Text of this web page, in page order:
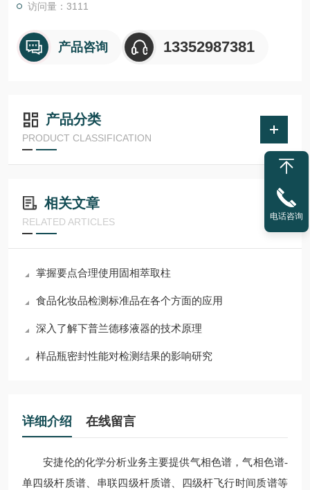
访问量：3111
产品咨询 13352987381
产品分类
PRODUCT CLASSIFICATION
相关文章
RELATED ARTICLES
掌握要点合理使用固相萃取柱
食品化妆品检测标准品在各个方面的应用
深入了解下普兰德移液器的技术原理
样品瓶密封性能对检测结果的影响研究
详细介绍 在线留言
安捷伦的化学分析业务主要提供气相色谱，气相色谱-
单四级杆质谱、串联四级杆质谱、四级杆飞行时间质谱等
电话咨询